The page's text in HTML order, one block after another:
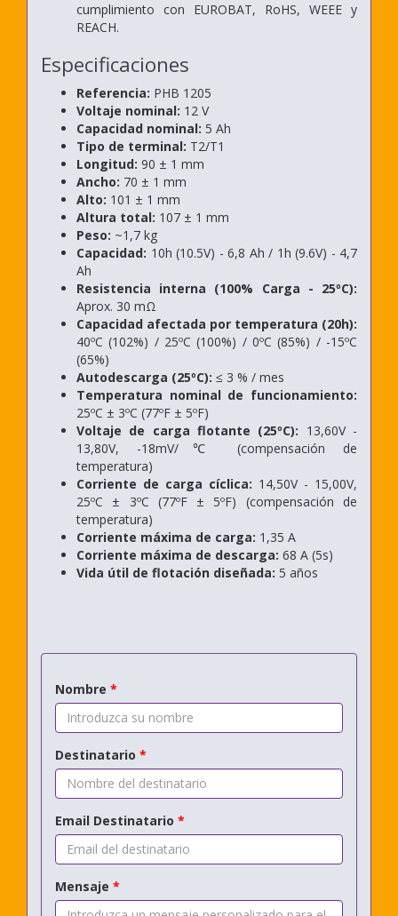
cumplimiento con EUROBAT, RoHS, WEEE y
REACH.
Especificaciones
Referencia: PHB 1205
Voltaje nominal: 12 V
Capacidad nominal: 5 Ah
Tipo de terminal: T2/T1
Longitud: 90 ± 1 mm
Ancho: 70 ± 1 mm
Alto: 101 ± 1 mm
Altura total: 107 ± 1 mm
Peso: ~1,7 kg
Capacidad: 10h (10.5V) - 6,8 Ah / 1h (9.6V) - 4,7
Ah
Resistencia interna (100% Carga - 25ºC):
Aprox. 30 mΩ
Capacidad afectada por temperatura (20h):
40ºC (102%) / 25ºC (100%) / 0ºC (85%) / -15ºC
(65%)
Autodescarga (25ºC): ≤ 3 % / mes
Temperatura nominal de funcionamiento:
25ºC ± 3ºC (77ºF ± 5ºF)
Voltaje de carga flotante (25ºC): 13,60V -
13,80V, -18mV/℃ (compensación de
temperatura)
Corriente de carga cíclica: 14,50V - 15,00V,
25ºC ± 3ºC (77ºF ± 5ºF) (compensación de
temperatura)
Corriente máxima de carga: 1,35 A
Corriente máxima de descarga: 68 A (5s)
Vida útil de flotación diseñada: 5 años
Nombre *
Destinatario *
Email Destinatario *
Mensaje *